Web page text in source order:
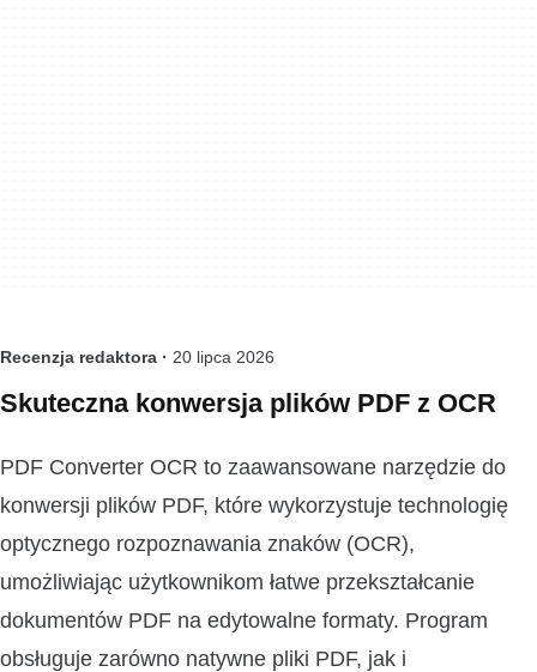
Recenzja redaktora · 20 lipca 2026
Skuteczna konwersja plików PDF z OCR
PDF Converter OCR to zaawansowane narzędzie do
konwersji plików PDF, które wykorzystuje technologię
optycznego rozpoznawania znaków (OCR),
umożliwiając użytkownikom łatwe przekształcanie
dokumentów PDF na edytowalne formaty. Program
obsługuje zarówno natywne pliki PDF, jak i